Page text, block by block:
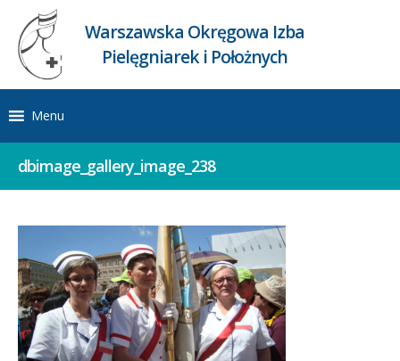
Warszawska Okręgowa Izba
Pielęgniarek i Położnych
Menu
dbimage_gallery_image_238